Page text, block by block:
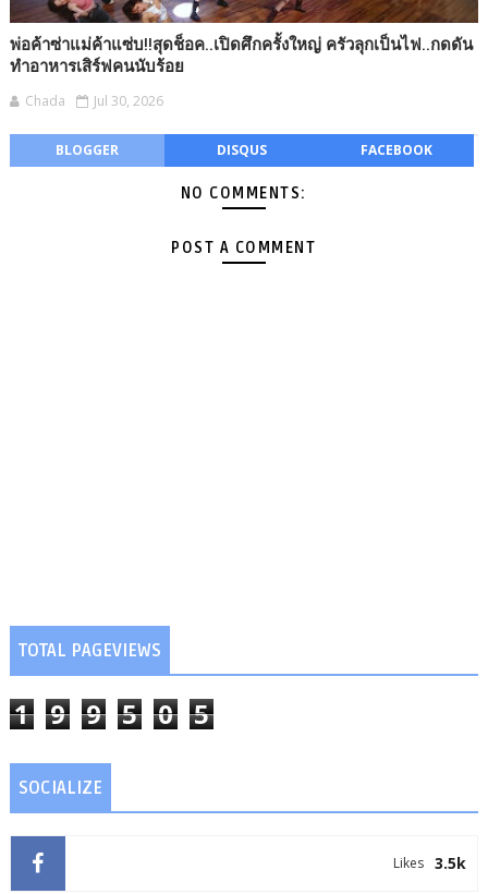
พ่อค้าซ่าแม่ค้าแซ่บ!!สุดช็อค..เปิดศึกครั้งใหญ่ ครัวลุกเป็นไฟ..กดดัน
ทำอาหารเสิร์ฟคนนับร้อย
Chada Jul 30, 2026
BLOGGER DISQUS FACEBOOK
NO COMMENTS:
POST A COMMENT
TOTAL PAGEVIEWS
1 9 9 5 0 5
SOCIALIZE
3.5k
Likes